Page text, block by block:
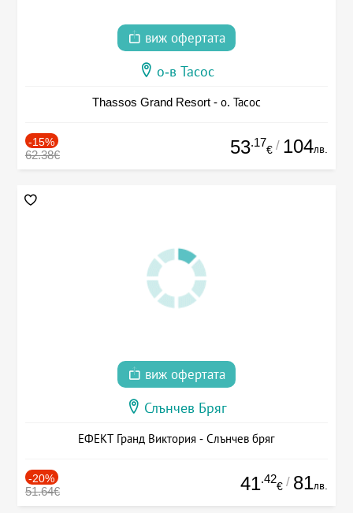
виж офертата
о-в Тасос
Thassos Grand Resort - о. Тасос
-15%
62.38€ 53.17
€ / 104лв.
виж офертата
Слънчев Бряг
ЕФЕКТ Гранд Виктория - Слънчев бряг
-20%
51.64€ 41.42
€ / 81лв.